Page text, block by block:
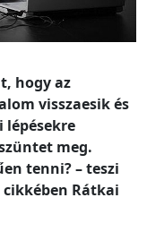
hogy az
visszaesik és
meg.
tenni? – teszi
Rátkai